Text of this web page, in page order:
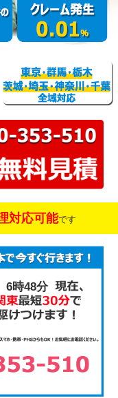
対応可能です
6時48分